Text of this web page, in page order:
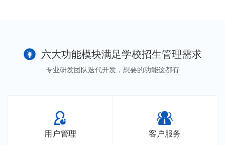
六大功能模块满足学校招生管理需求
专业研发团队迭代开发，想要的功能这都有
用户管理 客户服务